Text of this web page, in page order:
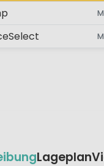
Lageplan